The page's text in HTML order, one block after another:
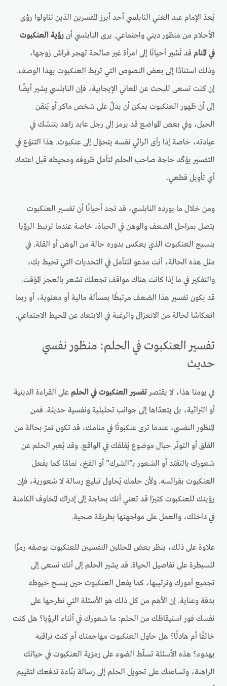
يُعدّ الإمام عبد الغني النابلسي أحد أبرز المفسرين الذين تناولوا رؤى
الأحلام من منظور ديني واجتماعي. يرى النابلسي أنرؤية العنكبوت
في المنام قد تُشير أحيانًا إلى امرأة غير صالحة تهجر فراش زوجها،
وذلك استنادًا إلى بعض النصوص التي تربط العنكبوت بهذا الوصف.
إن كنت تسعى للبحث عن المعاني الإيجابية، فإن النابلسي يشير أيضًا
إلى أن ظهور العنكبوت يمكن أن يدلّ على شخص ماكر أو يُتقن
الحيل، وفي بعض المواضع قد يرمز إلى رجل عابد زاهد يتنسّك في
عبادته، خاصة إذا رأى الرائي نفسه يتحوّل إلى عنكبوت. هذا التنوّع في
التفسير يؤكّد حاجة صاحب الحلم لتأمل ظروفه ومحيطه قبل اعتماد
أي تأويل قطعي.
ومن خلال ما يورده النابلسي، قد تجد أحيانًا أن تفسير العنكبوت
يتصل بمراحل الضعف والوهن في الحياة، خاصة عندما ترتبط الرؤيا
بنسيج العنكبوت الذي يعكس بدوره حالة من الوهن أو القلة. في
مثل هذه الحالة، أنت مدعو للتأمل في التحديات التي تحيط بك،
والتفكير في ما إذا كانت هناك مواقف تجعلك تشعر بالعجز المؤقت.
قد يكون تفسير هذا الضعف مرتبطًا بمسألة مالية أو معنوية، أو ربما
انعكاسًا لحالة من الانعزال والرغبة في الابتعاد عن المحيط الاجتماعي.
تفسير العنكبوت في الحلم: منظور نفسي
حديث
في يومنا هذا، لا يقتصرتفسير العنكبوت في الحلم على القراءة الدينية
أو التراثية، بل يتعدّاها إلى جوانب تحليلية ونفسية حديثة. فمن
المنظور النفسي، عندما ترى عنكبوتًا في منامك، قد تكون تمرّ بحالة من
القلق أو التوتّر حيال موضوع يُقلقك في الواقع. وقد يُعبر الحلم عن
شعورك بالتقيّد أو الشعور بـ”الشرك” أو الفخ، تمامًا كما يفعل
العنكبوت بفرائسه. ولأن حلمك يُحاول تبليغ رسالة لا شعورية، فإن
رؤيتك للعنكبوت كثيرًا قد تعني أنك بحاجة إلى إدراك المخاوف الكامنة
في داخلك، والعمل على مواجهتها بطريقة صحية.
علاوة على ذلك، ينظر بعض المحللين النفسيين للعنكبوت بوصفه رمزًا
للسيطرة على تفاصيل الحياة. قد يشير الحلم إلى أنك تسعى إلى
تجميع أمورك وترتيبها، كما يفعل العنكبوت حين ينسج خيوطه
بدقة وعناية. إن الأهم من كل ذلك هو الأسئلة التي تطرحها على
نفسك فور استيقاظك من الحلم: ما شعورك في أثناء الرؤيا؟ هل كنت
خائفًا أم هادئًا؟ هل حاول العنكبوت مهاجمتك أم كنت تراقبه
بهدوء؟ هذه الأسئلة تسلّط الضوء على رمزية العنكبوت في حياتك
الراهنة، وتساعدك على تحويل الحلم إلى رسالة بنّاءة تدفعك لتقييم